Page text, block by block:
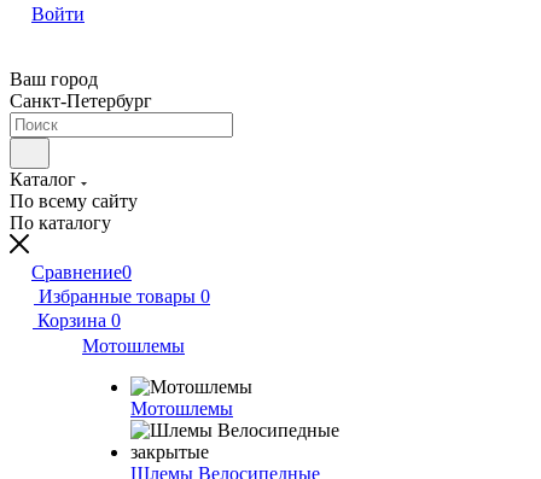
Войти
Ваш город
Санкт-Петербург
Каталог
По всему сайту
По каталогу
Сравнение0
Избранные товары 0
Корзина 0
Мотошлемы
Мотошлемы
Шлемы Велосипедные